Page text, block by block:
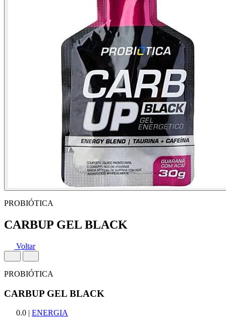
PROBIÓTICA
CARBUP GEL BLACK
Voltar
PROBIÓTICA
CARBUP GEL BLACK
0.0 | ENERGIA